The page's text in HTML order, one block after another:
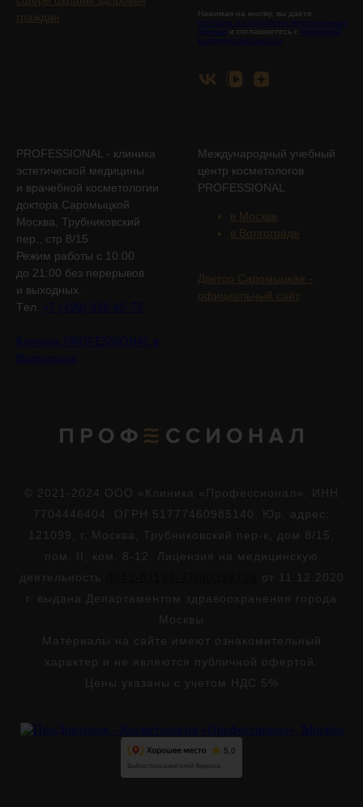
граждан
Нажимая на кнопку, вы даете
согласие на обработку персональных
данных и соглашаетесь с политикой
конфиденциальности
PROFESSIONAL - клиника
эстетической медицины
и врачебной косметологии
доктора Саромыцкой
Москва, Трубниковский
пер., стр 8/15
Режим работы с 10:00
до 21:00 без перерывов
и выходных.
Tел. +7 (499) 938-45-75
Клиника PROFESSIONAL в
Волгограде
Международный учебный
центр косметологов
PROFESSIONAL
в Москве
в Волгограде
Доктор Саромыцкая -
официальный сайт
© 2021-2024 ООО «Клиника «Профессионал». ИНН
7704446404. ОГРН 51777460985140. Юр. адрес:
121099, г. Москва, Трубниковский пер-к, дом 8/15,
пом. II, ком. 8-12. Лицензия на медицинскую
деятельность
от 11.12.2020
г. выдана Департаментом здравоохранения города
Москвы
Материалы на сайте имеют ознакомительный
характер и не являются публичной офертой.
Цены указаны с учетом НДС 5%